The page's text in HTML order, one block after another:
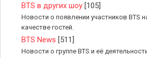
BTS в других шоу [105]
Новости о появлении участников BTS
качестве гостей.
BTS News [511]
Новости о группе BTS и её